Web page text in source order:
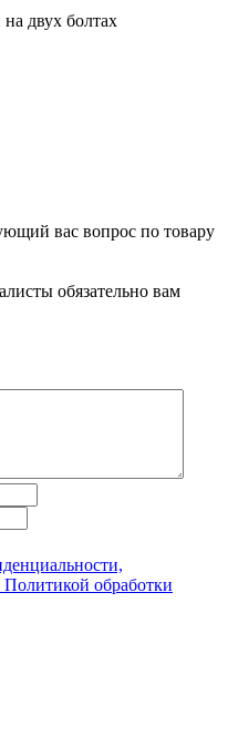
двух болтах
вас вопрос по товару
обязательно вам
обработки